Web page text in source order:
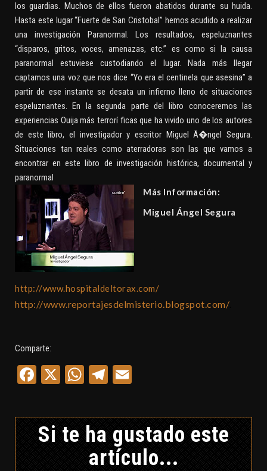
los guardias. Muchos de ellos fueron abatidos durante su huida.
Hasta este lugar “Fuerte de San Cristobal” hemos acudido a realizar
una investigación Paranormal. Los resultados, espeluznantes
“disparos, gritos, voces, amenazas, etc.” es como si la causa
paranormal estuviese custodiando el lugar. Nada más llegar
captamos una voz que nos dice “Yo era el centinela que asesina” a
partir de ese instante se desata un infierno lleno de situaciones
espeluznantes. En la segunda parte del libro conoceremos las
experiencias Ouija más terrorí ficas que ha vivido uno de los autores
de este libro, el investigador y escritor Miguel Ã�ngel Segura.
Situaciones tan reales como aterradoras son las que vamos a
encontrar en este libro de investigación histórica, documental y
paranormal
Más Información:
Miguel Ángel Segura
http://www.hospitaldeltorax.com/
http://www.reportajesdelmisterio.blogspot.com/
Comparte:
Facebook
X WhatsApp
Telegram
Si te ha gustado este
artículo...